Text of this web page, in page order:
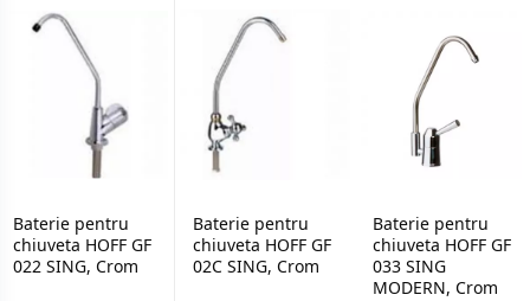
Baterie pentru
chiuveta HOFF GF
022 SING, Crom
Baterie pentru
chiuveta HOFF GF
02C SING, Crom
Baterie pentru
chiuveta HOFF GF
033 SING
MODERN, Crom